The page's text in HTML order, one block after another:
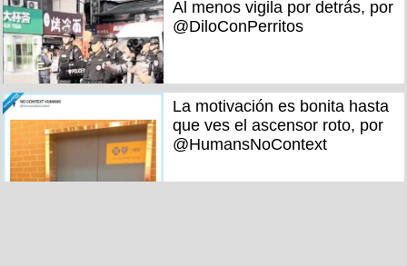
Al menos vigila por detrás, por
@DiloConPerritos
La motivación es bonita hasta
que ves el ascensor roto, por
@HumansNoContext